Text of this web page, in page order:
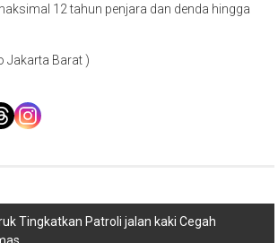
12 tahun penjara dan denda hingga
Jakarta Barat )
Tingkatkan Patroli jalan kaki Cegah